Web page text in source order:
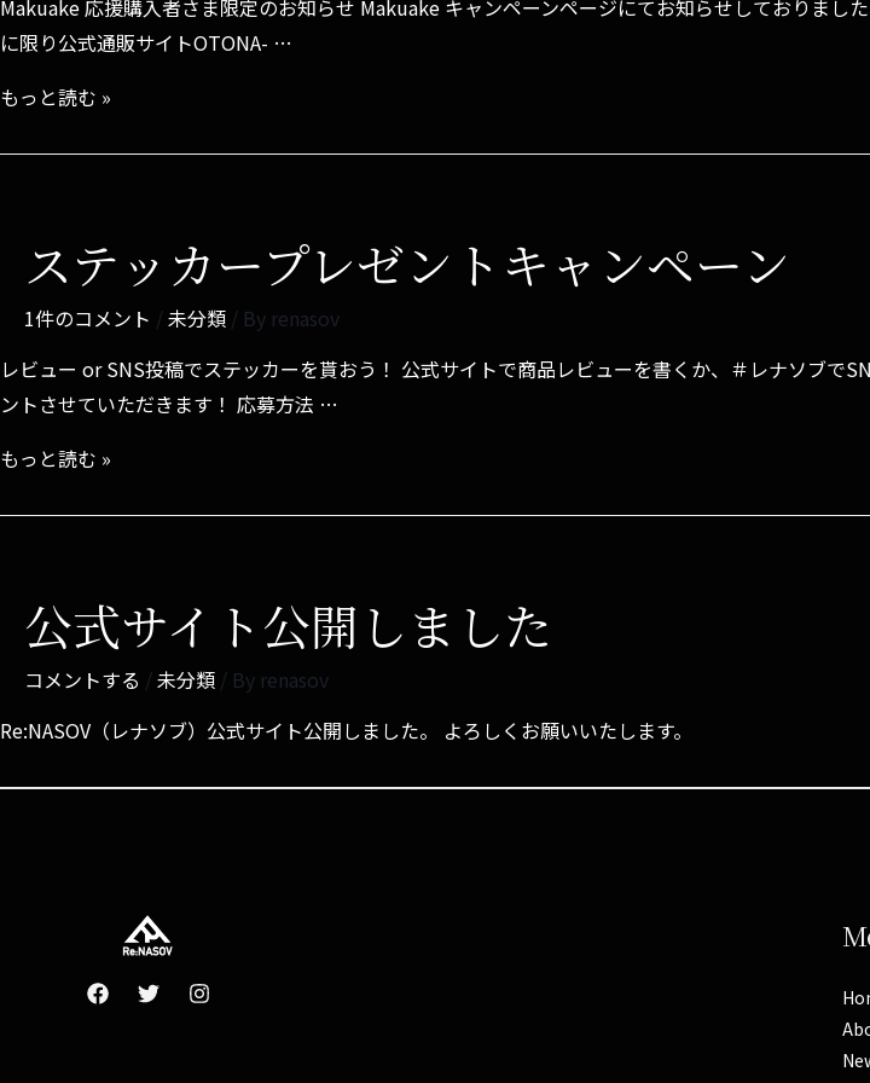
Makuake 応援購入者さま限定のお知らせ Makuake キャンペーンページにてお知らせしておりま
に限り公式通販サイトOTONA- …
もっと読む »
ステッカープレゼントキャンペーン
1件のコメント /未分類 / By renasov
レビュー or SNS投稿でステッカーを貰おう！ 公式サイトで商品レビューを書くか、＃レナソブで
ントさせていただきます！ 応募方法 …
もっと読む »
公式サイト公開しました
コメントする /未分類 / By renasov
Re:NASOV（レナソブ）公式サイト公開しました。 よろしくお願いいたします。